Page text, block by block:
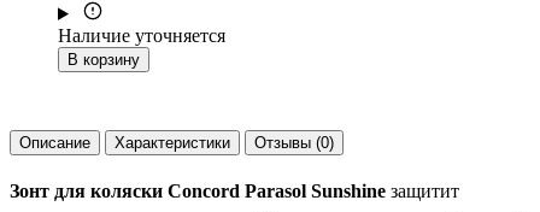
Наличие уточняется
В корзину
Описание Характеристики Отзывы (0)
Зонт для коляски Concord Parasol Sunshine защитит